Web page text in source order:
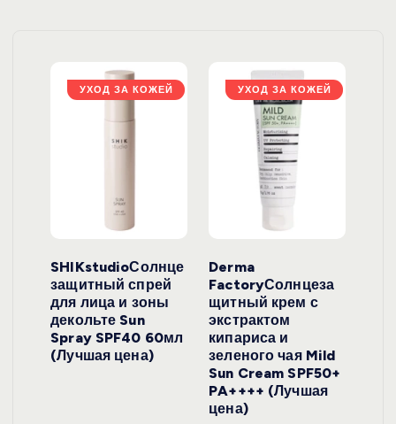
УХОД ЗА КОЖЕЙ
SHIKstudioСолнце
защитный спрей
для лица и зоны
декольте Sun
Spray SPF40 60мл
(Лучшая цена)
УХОД ЗА КОЖЕЙ
Derma
FactoryСолнцеза
щитный крем с
экстрактом
кипариса и
зеленого чая Mild
Sun Cream SPF50+
PA++++ (Лучшая
цена)